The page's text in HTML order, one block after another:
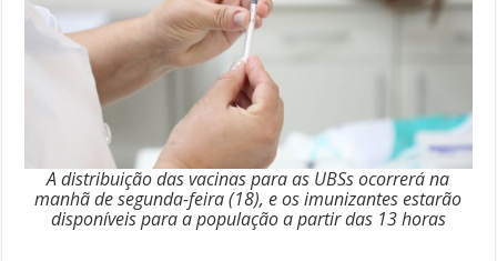
A distribuição das vacinas para as UBSs ocorrerá na
manhã de segunda-feira (18), e os imunizantes estarão
disponíveis para a população a partir das 13 horas